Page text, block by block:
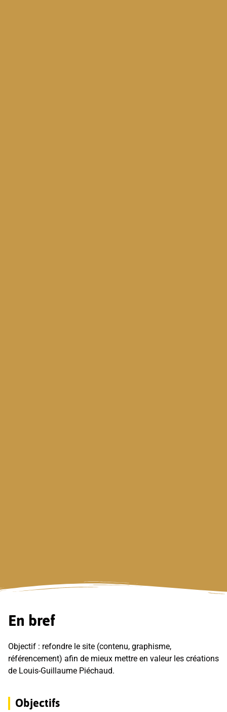
En bref
Objectif : refondre le site (contenu, graphisme,
référencement) afin de mieux mettre en valeur les créations
de Louis-Guillaume Piéchaud.
Objectifs